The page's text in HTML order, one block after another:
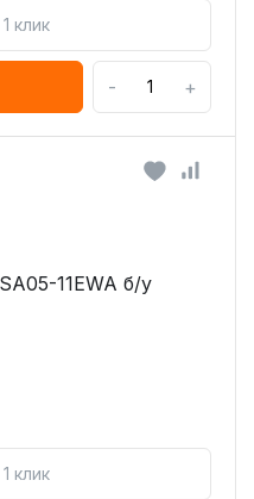
клик
- +
11EWA б/у
клик